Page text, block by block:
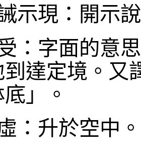
示現：開示
：字面的意
到達定境。又
」。
：升於空中。